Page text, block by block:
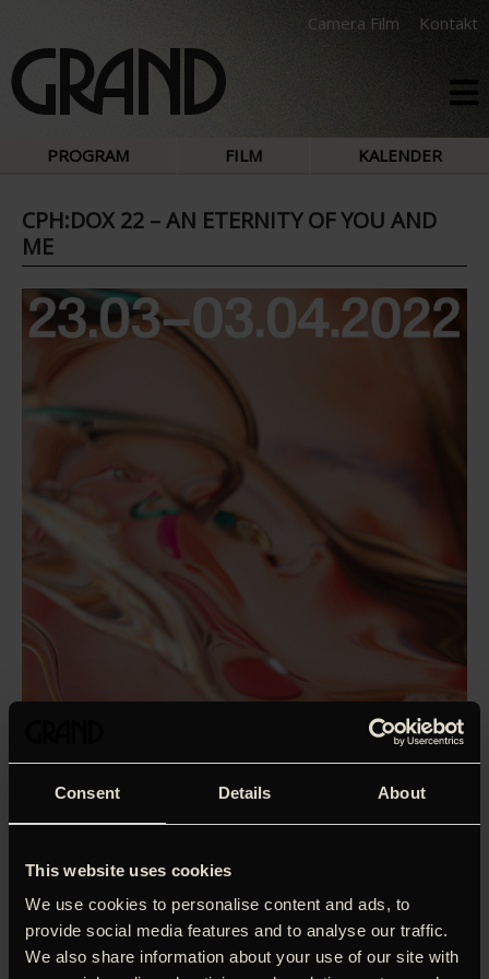
Consent Details About
This website uses cookies
We use cookies to personalise content and ads, to
provide social media features and to analyse our traffic.
We also share information about your use of our site with
Camera Film Kontakt
PROGRAM FILM KALENDER
CPH:DOX 22 – AN ETERNITY OF YOU AND
ME